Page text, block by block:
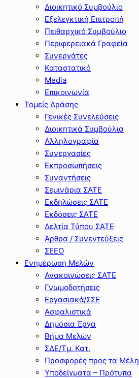
Διοικητικό Συμβούλιο
Εξελεγκτική Επιτροπή
Πειθαρχικό Συμβούλιο
Περιφερειακά Γραφεία
Συνεργάτες
Καταστατικό
Media
Επικοινωνία
Τομείς Δράσης
Γενικές Συνελεύσεις
Διοικητικά Συμβούλια
Αλληλογραφία
Συνεργασίες
Εκπροσωπήσεις
Συναντήσεις
Σεμινάρια ΣΑΤΕ
Εκδηλώσεις ΣΑΤΕ
Εκδόσεις ΣΑΤΕ
Δελτία Τύπου ΣΑΤΕ
Άρθρα / Συνεντεύξεις
ΣΕΕΟ
Ενημέρωση Μελών
Ανακοινώσεις ΣΑΤΕ
Γνωμοδοτήσεις
Εργασιακά/ΣΣΕ
Ασφαλιστικά
Δημόσια Έργα
Βήμα Μελών
ΣΔΕ/Τμ. Κατ.
Προσφορές προς τα Μέλη
Υποδείγματα – Πρότυπα